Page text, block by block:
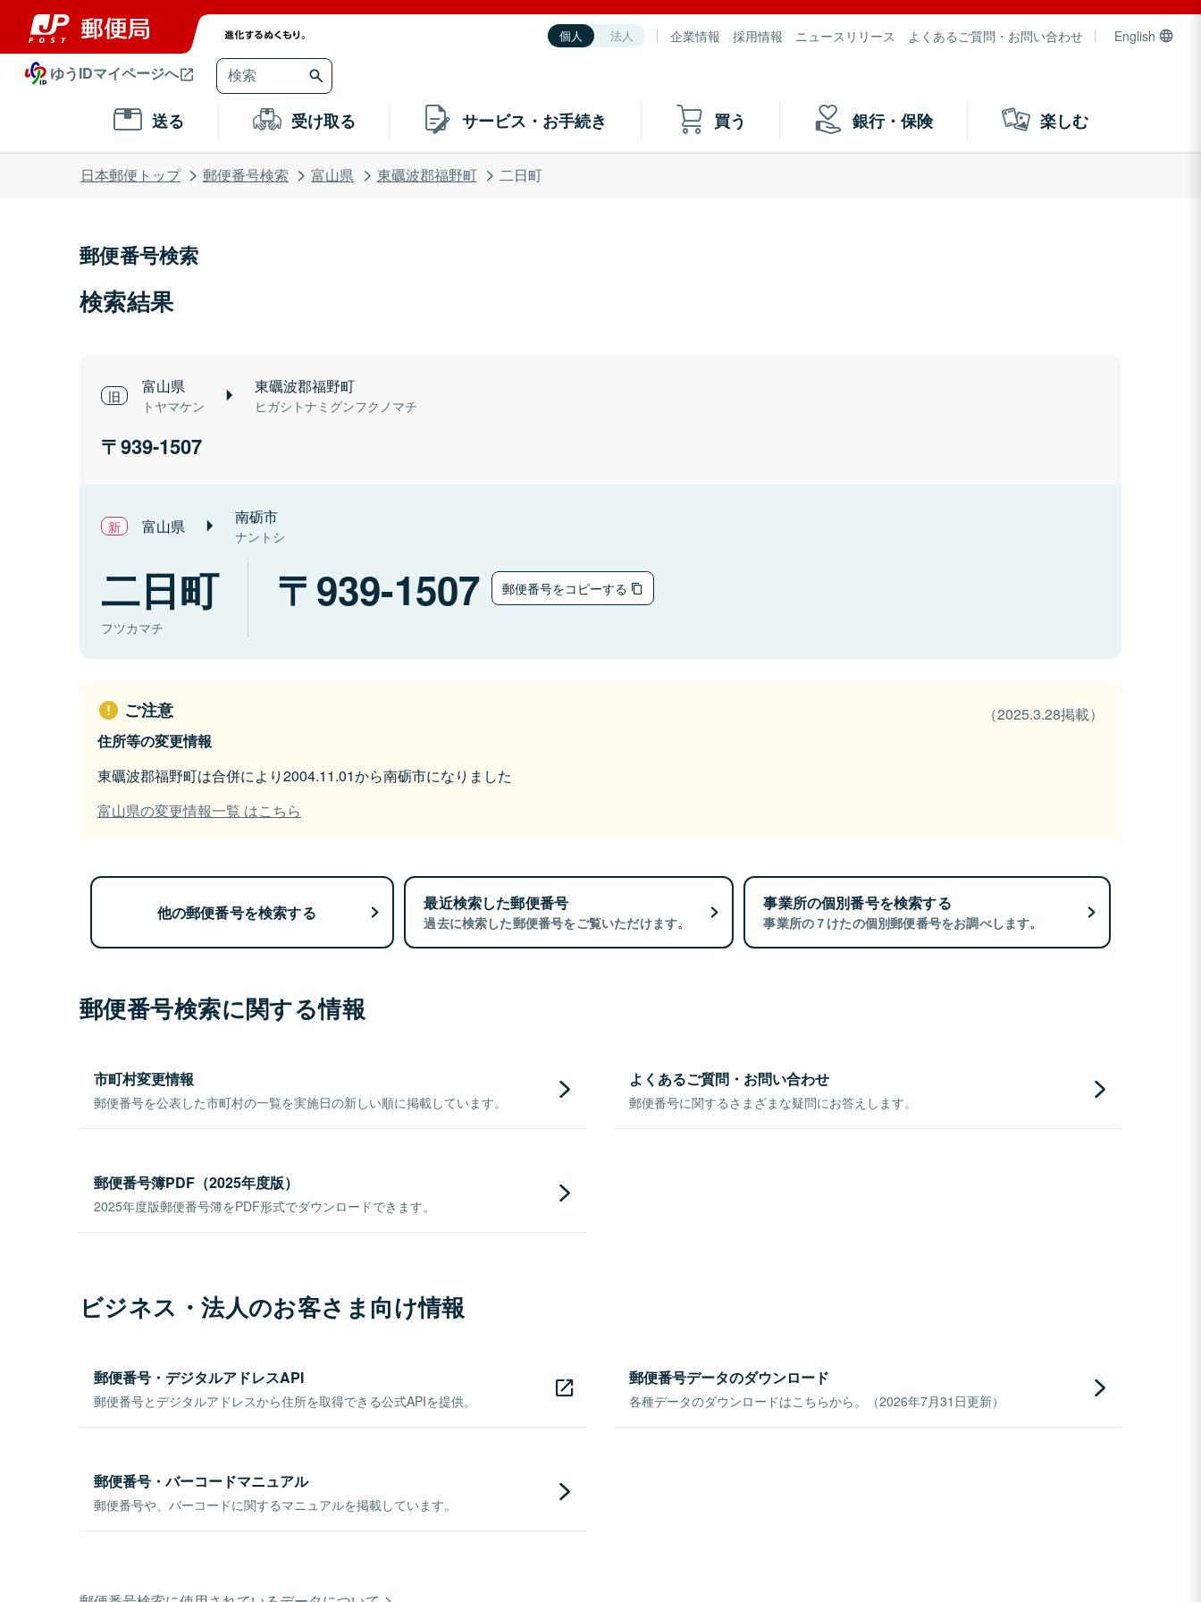
個人 法人 企業情報 採用情報 ニュースリリース よくあるご質問・お問い合わせ English
ゆうIDマイページへ
送る 受け取る サービス・お手続き 買う 銀行・保険 楽しむ
日本郵便トップ 郵便番号検索 富山県 東礪波郡福野町 二日町
郵便番号検索
検索結果
富山県
トヤマケン
東礪波郡福野町
ヒガシトナミグンフクノマチ
939-1507
富山県 南砺市
ナントシ
二日町
フツカマチ
939-1507 郵便番号をコピーする
ご注意
（2025.3.28掲載）
住所等の変更情報
東礪波郡福野町は合併により2004.11.01から南砺市になりました
富山県の変更情報一覧 はこちら
他の郵便番号を検索する 最近検索した郵便番号
過去に検索した郵便番号をご覧いただけます。
事業所の個別番号を検索する
事業所の７けたの個別郵便番号をお調べします。
郵便番号検索に関する情報
市町村変更情報
郵便番号を公表した市町村の一覧を実施日の新しい順に掲載しています。
よくあるご質問・お問い合わせ
郵便番号に関するさまざまな疑問にお答えします。
郵便番号簿PDF（2025年度版）
2025年度版郵便番号簿をPDF形式でダウンロードできます。
ビジネス・法人のお客さま向け情報
郵便番号・デジタルアドレスAPI
郵便番号とデジタルアドレスから住所を取得できる公式APIを提供。
郵便番号データのダウンロード
各種データのダウンロードはこちらから。（2026年7月31日更新）
郵便番号・バーコードマニュアル
郵便番号や、バーコードに関するマニュアルを掲載しています。